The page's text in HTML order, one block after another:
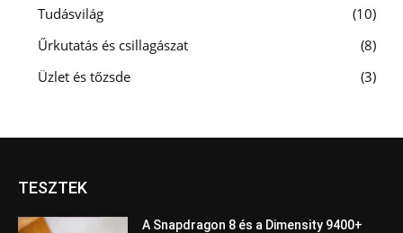
Tudásvilág
10
Űrkutatás és csillagászat
8
Üzlet és tőzsde
3
TESZTEK
A Snapdragon 8 és a Dimensity 9400+